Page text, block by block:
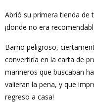
Abrió su primera tienda de
¡donde no era
Barrio peligroso,
convertiría en la carta de
marineros que buscaban
valieran la pena, y que
regreso a casa!